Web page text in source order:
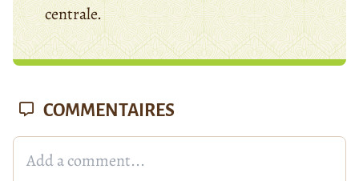
centrale.
COMMENTAIRES